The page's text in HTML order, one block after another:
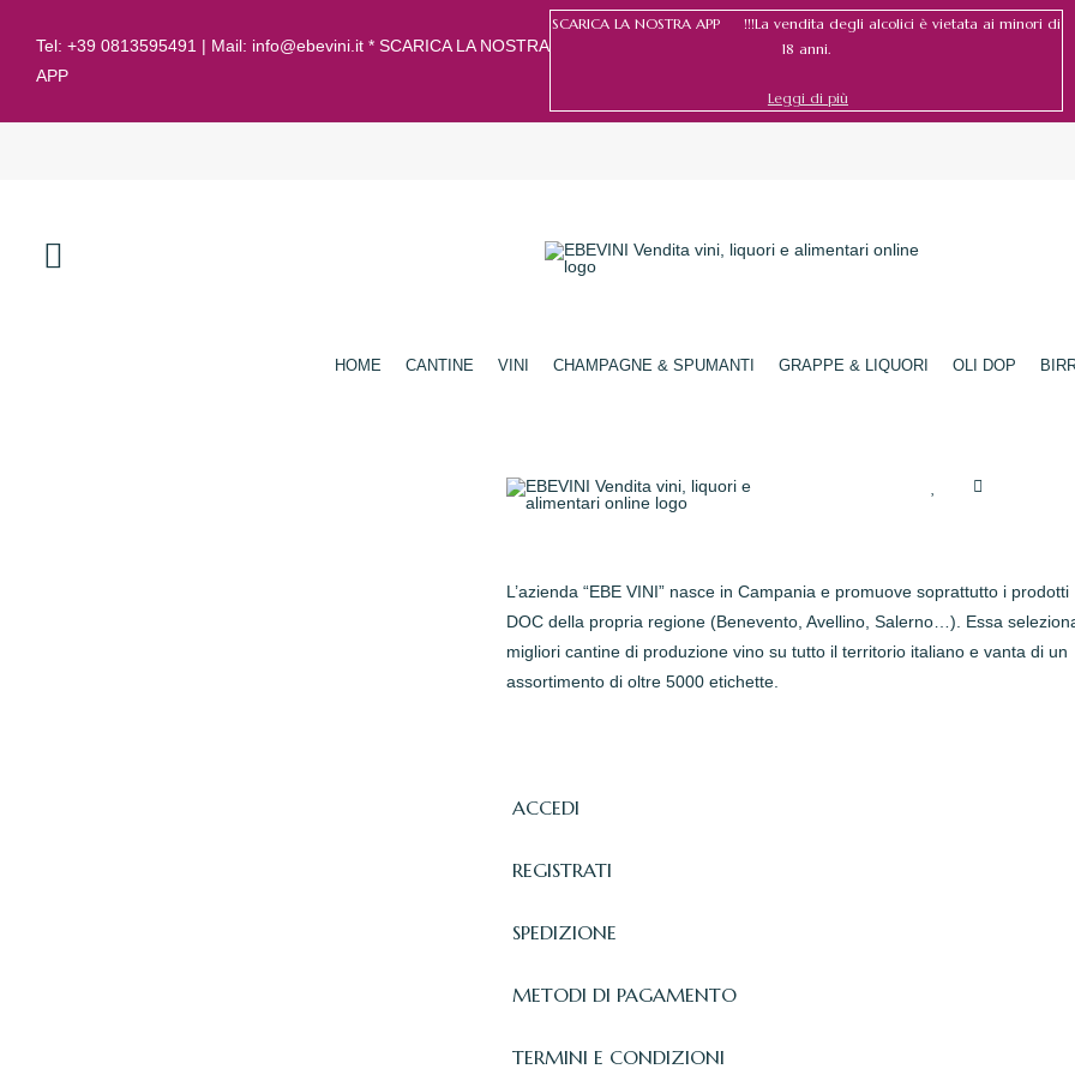
Tel: +39 0813595491 | Mail: info@ebevini.it * SCARICA LA NOSTRA
APP
SCARICA LA NOSTRA APP !!!La vendita degli alcolici è vietata ai minori di
18 anni.
Leggi di più
HOME CANTINE VINI CHAMPAGNE & SPUMANTI GRAPPE & LIQUORI OLI DOP
L’azienda “EBE VINI” nasce in Campania e promuove soprattutto i prodotti
DOC della propria regione (Benevento, Avellino, Salerno…). Essa
migliori cantine di produzione vino su tutto il territorio italiano e vanta di un
assortimento di oltre 5000 etichette.
ACCEDI
REGISTRATI
SPEDIZIONE
METODI DI PAGAMENTO
TERMINI E CONDIZIONI